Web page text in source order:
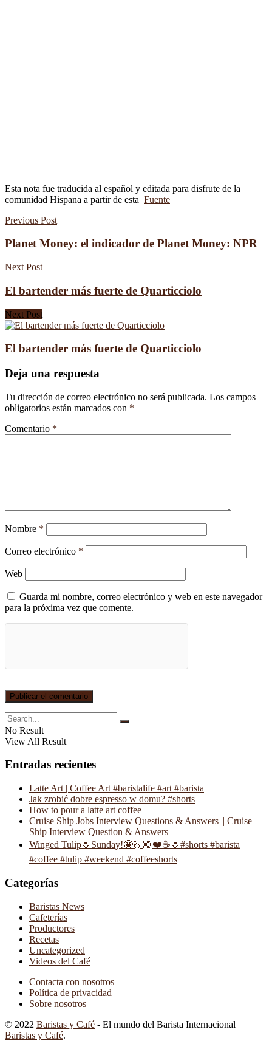
Esta nota fue traducida al español y editada para disfrute de la
comunidad Hispana a partir de esta Fuente
Previous Post
Planet Money: el indicador de Planet Money: NPR
Next Post
El bartender más fuerte de Quarticciolo
Next Post
El bartender más fuerte de Quarticciolo
Deja una respuesta
Tu dirección de correo electrónico no será publicada. Los campos
obligatorios están marcados con *
Comentario *
Nombre *
Correo electrónico *
Web
Guarda mi nombre, correo electrónico y web en este navegador
para la próxima vez que comente.
No Result
View All Result
Entradas recientes
Latte Art | Coffee Art #baristalife #art #barista
Jak zrobić dobre espresso w domu? #shorts
How to pour a latte art coffee
Cruise Ship Jobs Interview Questions & Answers || Cruise
Ship Interview Question & Answers
Winged Tulip🌷Sunday!🤩🫰🏼❤️☕️🌷#shorts #barista
#coffee #tulip #weekend #coffeeshorts
Categorías
Baristas News
Cafeterías
Productores
Recetas
Uncategorized
Videos del Café
Contacta con nosotros
Política de privacidad
Sobre nosotros
© 2022 Baristas y Café - El mundo del Barista Internacional
Baristas y Café.